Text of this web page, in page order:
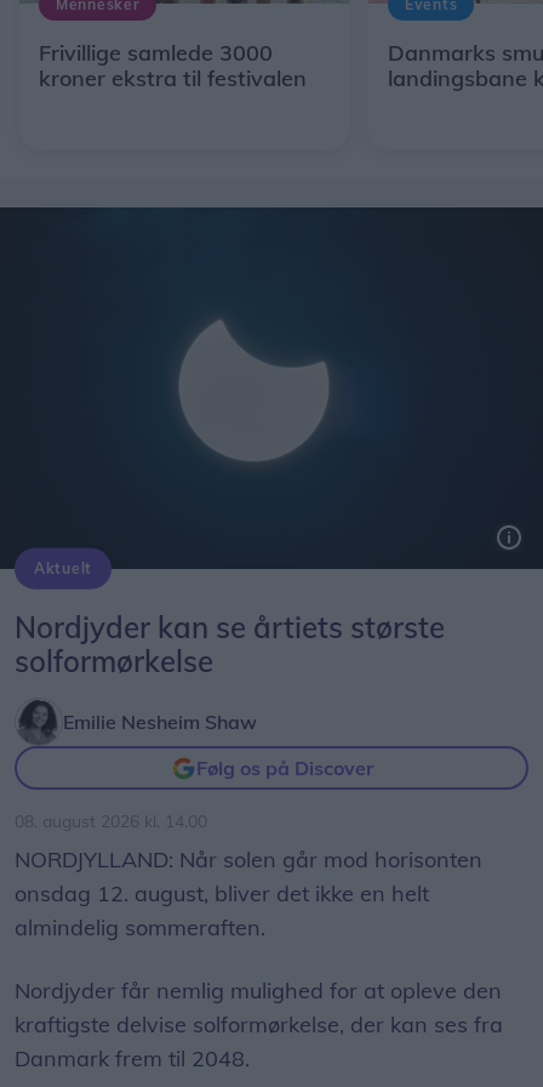
Mennesker
Frivillige samlede 3000
kroner ekstra til festivalen
Events
Danmarks
landingsbane
Aktuelt
Nordjyder kan se årtiets største
solformørkelse
Emilie Nesheim Shaw
Følg os på Discover
08. august 2026 kl. 14.00
NORDJYLLAND: Når solen går mod horisonten
onsdag 12. august, bliver det ikke en helt
almindelig sommeraften.
Nordjyder får nemlig mulighed for at opleve den
kraftigste delvise solformørkelse, der kan ses fra
Danmark frem til 2048.